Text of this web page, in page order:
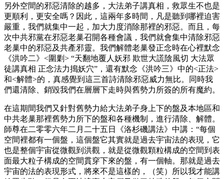
另外空間的邪惡清除的越多，大法弟子講真相，救眾生不也是
更順利，更安全嗎？因此，這兩年多時間，凡是聽到哪裡迫害
嚴重，我們就集中一起，加大力度消除那裡的邪惡。而且，每
次中共邪黨在邪惡老巢召開各種會議，我們就會集中清除邪惡
老巢中的邪惡及共產邪靈。我們解體老巢發正念時在心裡默念
《洪吟二》<圍剿> “天翻地覆人妖邪 欺世大謊陰風切 大法眾
徒講真相 正念法力搗妖穴”，還有默念《洪吟三》中的<正法>
和<解體>的，真感覺到這三首詩清除邪惡威力無比。同時我
們還清除、銷毀我們在層層下走時與舊勢力所簽的所有魔約。
在這期間我們又針對舊勢力給大法弟子身上下的盤及本地區和
中共老巢那裡舊勢力所下的盤和各種機制，進行清除、解體。
師尊在二零零六年二月二十五日《洛杉磯講法》中講：“每個
空間裡都有一個盤，這個盤它其實就是過去宇宙法的表現，它
也是整個宇宙從微觀到洪觀，就是從微觀顆粒構成的空間到表
面最大粒子構成的空間貫穿下來的盤，有一個軸。那就是過去
宇宙的法的表現形式，將來不是這樣的，（笑）所以我才能講